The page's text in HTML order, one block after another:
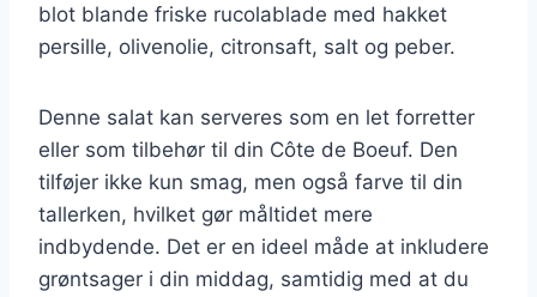
blot blande friske rucolablade med hakket
persille, olivenolie, citronsaft, salt og peber.
Denne salat kan serveres som en let forretter
eller som tilbehør til din Côte de Boeuf. Den
tilføjer ikke kun smag, men også farve til din
tallerken, hvilket gør måltidet mere
indbydende. Det er en ideel måde at inkludere
grøntsager i din middag, samtidig med at du